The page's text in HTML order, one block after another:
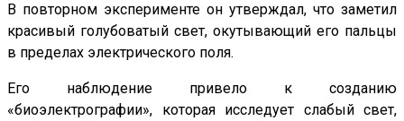
В повторном эксперименте он утверждал, что заметил
красивый голубоватый свет, окутывающий его пальцы
в пределах электрического поля.
Его наблюдение привело к созданию
«биоэлектрографии», которая исследует слабый свет,